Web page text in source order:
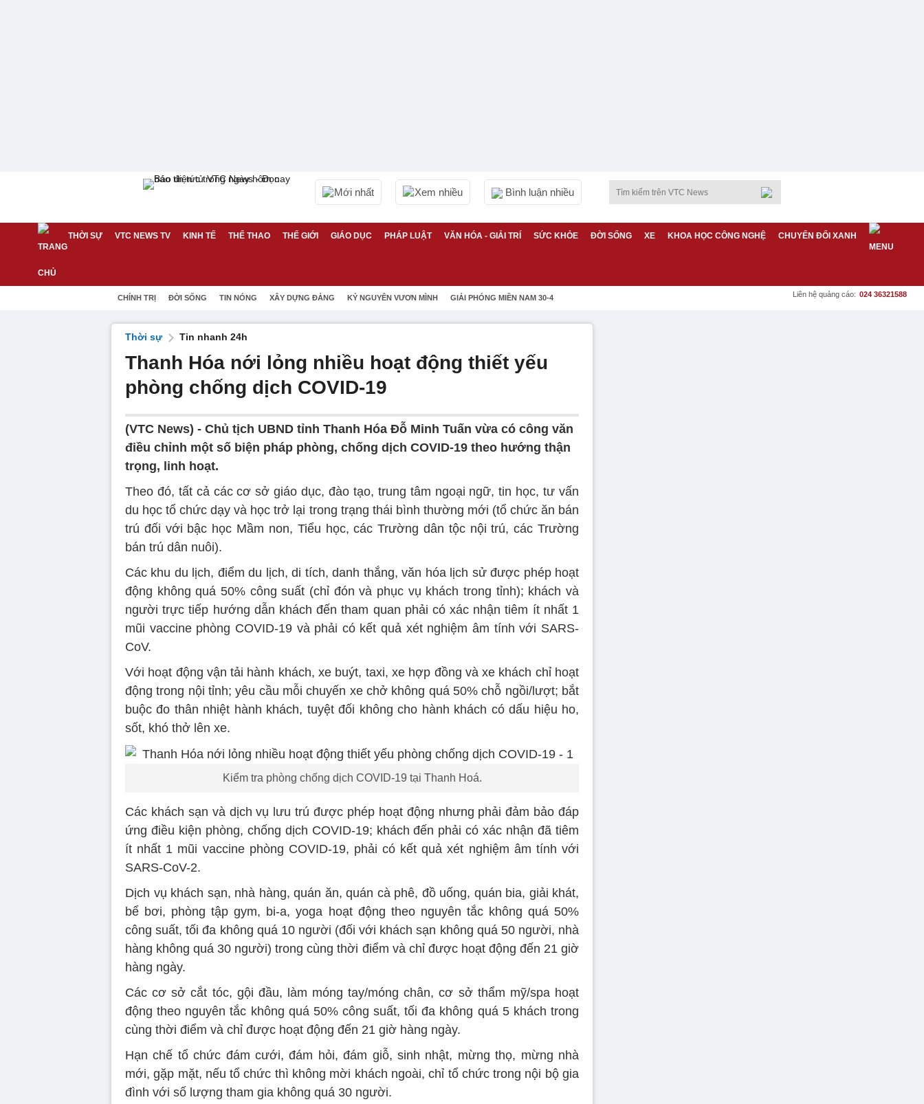
Mới nhất Xem nhiều Bình luận nhiều
THỜI SỰ VTC NEWS TV KINH TẾ THỂ THAO THẾ GIỚI GIÁO DỤC PHÁP LUẬT VĂN HÓA - GIẢI TRÍ SỨC KHỎE ĐỜI SỐNG XE KHOA HỌC CÔNG NGHỆ CHUYỂN ĐỔI XANH
CHÍNH TRỊ ĐỜI SỐNG TIN NÓNG XÂY DỰNG ĐẢNG KỶ NGUYÊN VƯƠN MÌNH GIẢI PHÓNG MIỀN NAM 30-4 Liên hệ quảng cáo: 024 36321588
Thời sự Tin nhanh 24h
Thanh Hóa nới lỏng nhiều hoạt động thiết yếu
phòng chống dịch COVID-19
(VTC News) - Chủ tịch UBND tỉnh Thanh Hóa Đỗ Minh Tuấn vừa có công văn
điều chỉnh một số biện pháp phòng, chống dịch COVID-19 theo hướng thận
trọng, linh hoạt.
Theo đó, tất cả các cơ sở giáo dục, đào tạo, trung tâm ngoại ngữ, tin học, tư vấn
du học tổ chức dạy và học trở lại trong trạng thái bình thường mới (tổ chức ăn bán
trú đối với bậc học Mầm non, Tiểu học, các Trường dân tộc nội trú, các Trường
bán trú dân nuôi).
Các khu du lịch, điểm du lịch, di tích, danh thắng, văn hóa lịch sử được phép hoạt
động không quá 50% công suất (chỉ đón và phục vụ khách trong tỉnh); khách và
người trực tiếp hướng dẫn khách đến tham quan phải có xác nhận tiêm ít nhất 1
mũi vaccine phòng COVID-19 và phải có kết quả xét nghiệm âm tính với SARS-
CoV.
Với hoạt động vận tải hành khách, xe buýt, taxi, xe hợp đồng và xe khách chỉ hoạt
động trong nội tỉnh; yêu cầu mỗi chuyến xe chở không quá 50% chỗ ngồi/lượt; bắt
buộc đo thân nhiệt hành khách, tuyệt đối không cho hành khách có dấu hiệu ho,
sốt, khó thở lên xe.
Kiểm tra phòng chống dịch COVID-19 tại Thanh Hoá.
Các khách sạn và dịch vụ lưu trú được phép hoạt động nhưng phải đảm bảo đáp
ứng điều kiện phòng, chống dịch COVID-19; khách đến phải có xác nhận đã tiêm
ít nhất 1 mũi vaccine phòng COVID-19, phải có kết quả xét nghiệm âm tính với
SARS-CoV-2.
Dịch vụ khách sạn, nhà hàng, quán ăn, quán cà phê, đồ uống, quán bia, giải khát,
bể bơi, phòng tập gym, bi-a, yoga hoạt động theo nguyên tắc không quá 50%
công suất, tối đa không quá 10 người (đối với khách sạn không quá 50 người, nhà
hàng không quá 30 người) trong cùng thời điểm và chỉ được hoạt động đến 21 giờ
hàng ngày.
Các cơ sở cắt tóc, gội đầu, làm móng tay/móng chân, cơ sở thẩm mỹ/spa hoạt
động theo nguyên tắc không quá 50% công suất, tối đa không quá 5 khách trong
cùng thời điểm và chỉ được hoạt động đến 21 giờ hàng ngày.
Hạn chế tổ chức đám cưới, đám hỏi, đám giỗ, sinh nhật, mừng thọ, mừng nhà
mới, gặp mặt, nếu tổ chức thì không mời khách ngoài, chỉ tổ chức trong nội bộ gia
đình với số lượng tham gia không quá 30 người.